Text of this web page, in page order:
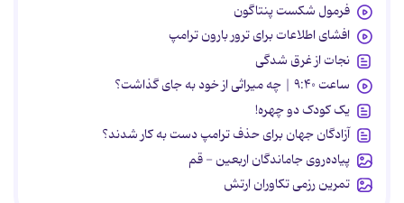
فرمول شکست پنتاگون
افشای اطلاعات برای ترور بارون ترامپ
نجات از غرق شدگی
ساعت ۹:۴۰ | چه میراثی از خود به جای گذاشت؟
یک کودک دو چهره!
آزادگان جهان برای حذف ترامپ دست به کار شدند؟
پیاده‌روی جاماندگان اربعین - قم
تمرین رزمی تکاوران ارتش